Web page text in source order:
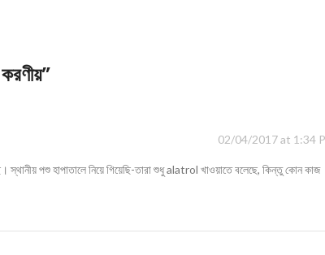
”
02/04/2017 at 1:34
পশু হাপাতালে নিয়ে গিয়েছি-তারা শুধু alatrol খাওয়াতে বলেছে, কিন্তু কোন কাজ